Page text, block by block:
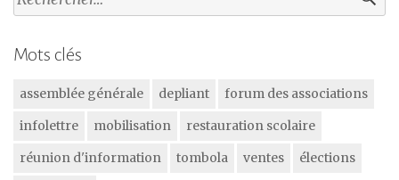
Mots clés
assemblée générale depliant
forum des associations
infolettre
mobilisation
restauration scolaire
réunion d'information
tombola ventes
élections